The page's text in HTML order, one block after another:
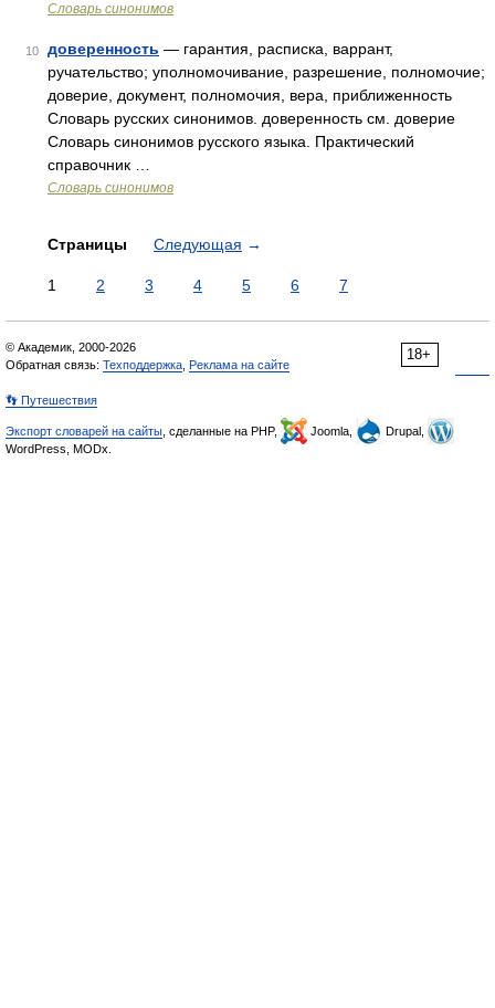
Словарь синонимов
10 доверенность — гарантия, расписка, варрант,
ручательство; уполномочивание, разрешение, полномочие;
доверие, документ, полномочия, вера, приближенность
Словарь русских синонимов. доверенность см. доверие
Словарь синонимов русского языка. Практический
справочник …
Словарь синонимов
Страницы Следующая →
1 2 3 4 5 6 7
18+
© Академик, 2000-2026
Обратная связь: Техподдержка Реклама на сайте
👣 Путешествия
Экспорт словарей на сайты , сделанные на PHP, Joomla,
Drupal,
WordPress, MODx.